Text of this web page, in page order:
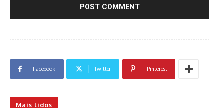
Facebook Twitter Pinterest
Mais lidos